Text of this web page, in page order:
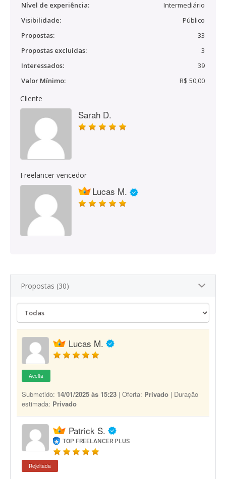
Nível de experiência:
Intermediário
Visibilidade:
Público
Propostas:
33
Propostas excluídas:
3
Interessados:
39
Valor Mínimo:
R$ 50,00
Cliente
Sarah D.
Freelancer vencedor
Lucas M.
Propostas (30)
Lucas M.
Aceita
Submetido: 14/01/2025 às 15:23 | Oferta: Privado | Duração
estimada: Privado
Patrick S.
TOP FREELANCER PLUS
Rejeitada